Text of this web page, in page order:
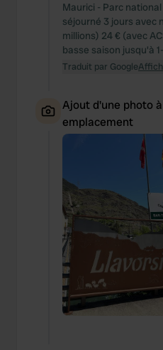
Maurici - Parc
séjourné 3 jours avec
millions) 24 € (avec
basse saison jusqu'à
Traduit par Google
Ajout d'une photo
emplacement